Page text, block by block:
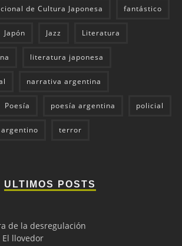
de Cultura Japonesa fantástico
Japón Jazz Literatura
literatura japonesa
narrativa argentina
Poesía poesía argentina policial
terror
ULTIMOS POSTS
de la desregulación
llovedor